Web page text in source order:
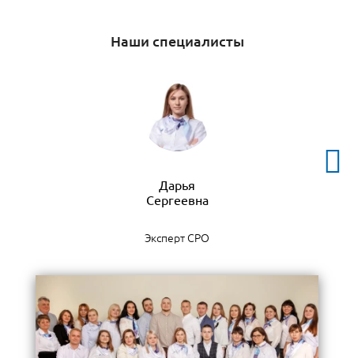
Наши специалисты
Дарья
Сергеевна
Эксперт СРО